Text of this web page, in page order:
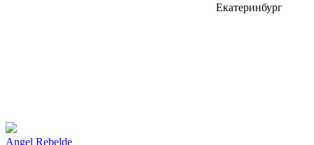
Екатеринбург
Angel Rebelde